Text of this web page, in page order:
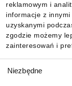
reklamowym i
informacje z
uzyskanymi
zgodzie możemy
zainteresowań i
zgody
Niezbędne